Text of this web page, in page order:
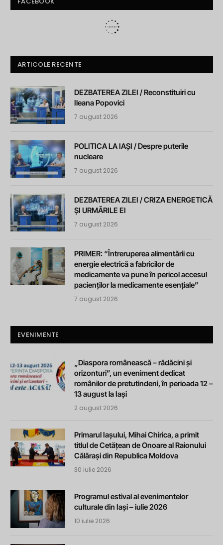
ARTICOLE RECENTE
DEZBATEREA ZILEI / Reconstituiri cu
Ileana Popovici
7 august 2026
POLITICA LA IAȘI / Despre puterile
nucleare
7 august 2026
DEZBATEREA ZILEI / CRIZA ENERGETICĂ
ȘI URMĂRILE EI
7 august 2026
PRIMER: “Întreruperea alimentării cu
energie electrică a fabricilor de
medicamente va pune în pericol accesul
pacienților la medicamente esențiale”
7 august 2026
EVENIMENTE
„Diaspora românească – rădăcini și
orizonturi”, un eveniment dedicat
românilor de pretutindeni, în perioada 12 –
13 august la Iași
2 august 2026
Primarul Iașului, Mihai Chirica, a primit
titlul de Cetățean de Onoare al Raionului
Călărași din Republica Moldova
30 iulie 2026
Programul estival al evenimentelor
culturale din Iași – iulie 2026
10 iulie 2026